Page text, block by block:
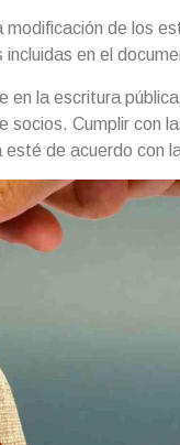
modificación de los
en el
en la escritura
Cumplir con
de acuerdo con